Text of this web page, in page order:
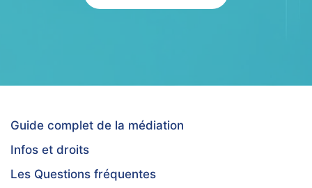
Guide complet de la médiation
Infos et droits
Les Questions fréquentes